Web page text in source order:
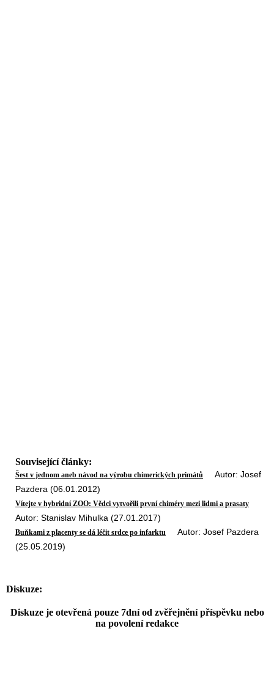
Související články:
Šest v jednom aneb návod na výrobu chimerických primátů Autor: Josef
Pazdera (06.01.2012)
Vítejte v hybridní ZOO: Vědci vytvořili první chiméry mezi lidmi a prasaty
Autor: Stanislav Mihulka (27.01.2017)
Buňkami z placenty se dá léčit srdce po infarktu Autor: Josef Pazdera
(25.05.2019)
Diskuze:
Diskuze je otevřená pouze 7dní od zvěřejnění příspěvku nebo
na povolení redakce